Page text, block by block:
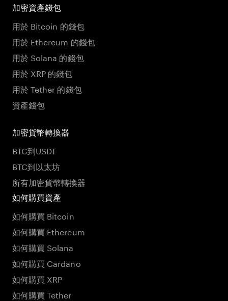
加密資產錢包
用於 Bitcoin 的錢包
用於 Ethereum 的錢包
用於 Solana 的錢包
用於 XRP 的錢包
用於 Tether 的錢包
資產錢包
加密貨幣轉換器
BTC到USDT
BTC到以太坊
所有加密貨幣轉換器
如何購買資產
如何購買 Bitcoin
如何購買 Ethereum
如何購買 Solana
如何購買 Cardano
如何購買 XRP
如何購買 Tether